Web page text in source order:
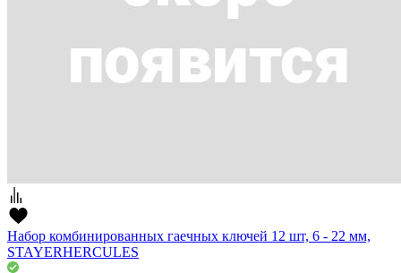
Набор комбинированных гаечных ключей 12 шт, 6 - 22 мм,
STAYERHERCULES